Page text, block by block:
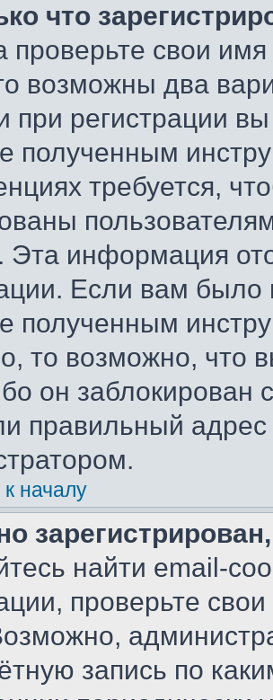
что
проверьте свои
возможны два
при регистрации
полученным
требуется,
Эта информация
Если вам
полученным
то возможно, что
он
правильный адрес
началу
найти email-
проверьте
запись по